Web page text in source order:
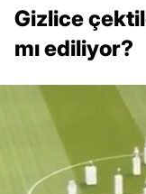
Gizlice
mı ediliyor?